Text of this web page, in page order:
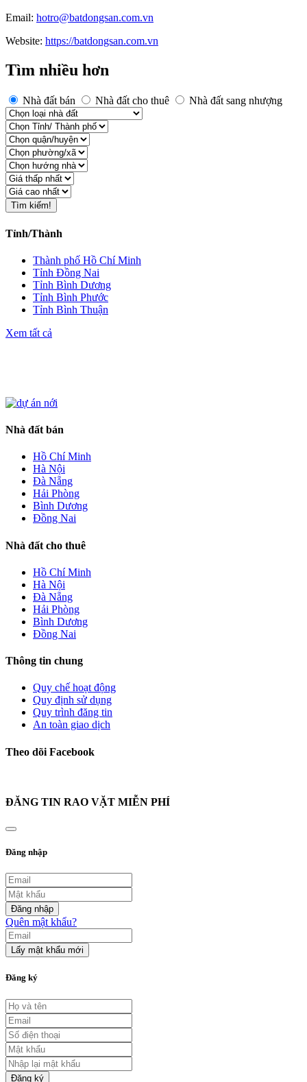
Email: hotro@batdongsan.com.vn
Website: https://batdongsan.com.vn
Tìm nhiều hơn
Nhà đất bán Nhà đất cho thuê Nhà đất sang nhượng
Tìm kiếm!
Tỉnh/Thành
Thành phố Hồ Chí Minh
Tỉnh Đồng Nai
Tỉnh Bình Dương
Tỉnh Bình Phước
Tỉnh Bình Thuận
Xem tất cả
Nhà đất bán
Hồ Chí Minh
Hà Nội
Đà Nẵng
Hải Phòng
Bình Dương
Đồng Nai
Nhà đất cho thuê
Hồ Chí Minh
Hà Nội
Đà Nẵng
Hải Phòng
Bình Dương
Đồng Nai
Thông tin chung
Quy chế hoạt động
Quy định sử dụng
Quy trình đăng tin
An toàn giao dịch
Theo dõi Facebook
ĐĂNG TIN RAO VẶT MIỄN PHÍ
Đăng nhập
Đăng nhập
Quên mật khẩu?
Lấy mật khẩu mới
Đăng ký
Đăng ký